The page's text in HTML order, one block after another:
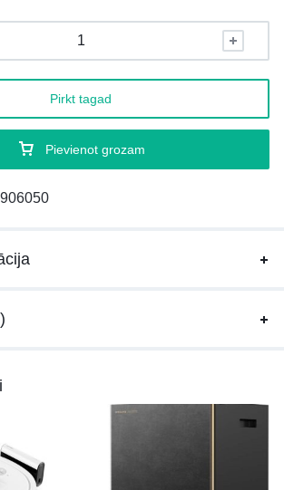
Pievienot grozam
Pirkt tagad